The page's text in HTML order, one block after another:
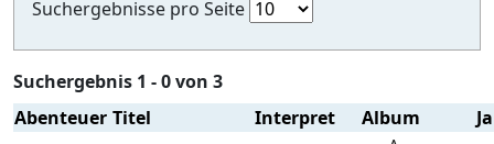
Suchergebnisse pro Seite
Suchergebnis 1 - 0 von 3
Abenteuer Titel Interpret Album